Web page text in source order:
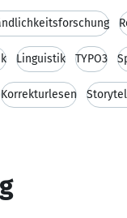
Linguistik TYPO3
Korrekturlesen